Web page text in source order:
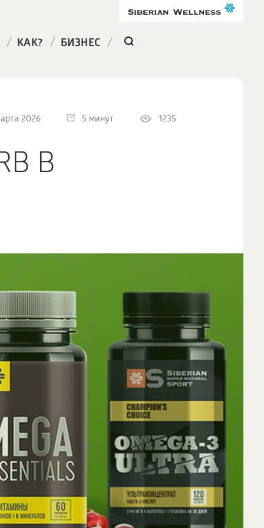
/ КАК? / БИЗНЕС /
2026 5 минут 1235
В